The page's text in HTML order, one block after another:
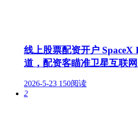
线上股票配资开户
道，配资客瞄准卫星互联
2026-5-23 150阅读
2